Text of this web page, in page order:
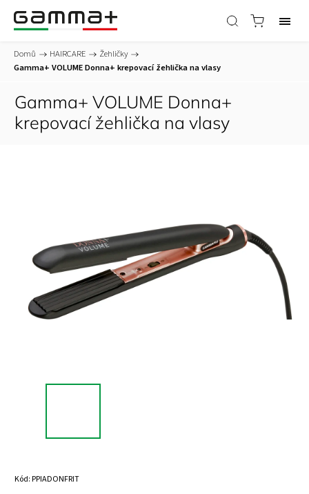
Domů / HAIRCARE / Žehličky /
Gamma+ VOLUME Donna+ krepovací žehlička na vlasy
Gamma+ VOLUME Donna+
krepovací žehlička na vlasy
Kód:PPIADONFRIT